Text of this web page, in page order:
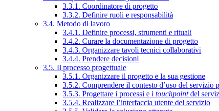
3.3.1. Coordinatore di progetto
3.3.2. Definire ruoli e responsabilità
3.4. Metodo di lavoro
3.4.1. Definire processi, strumenti e rituali
3.4.2. Curare la documentazione di progetto
3.4.3. Organizzare tavoli tecnici collaborativi
3.4.4. Prendere decisioni
3.5. Il processo progettuale
3.5.1. Organizzare il progetto e la sua gestione
3.5.2. Comprendere il contesto d’uso del servizio
3.5.3. Progettare i processi e i touchpointdel
3.5.4. Realizzare l’interfaccia utente del servizio